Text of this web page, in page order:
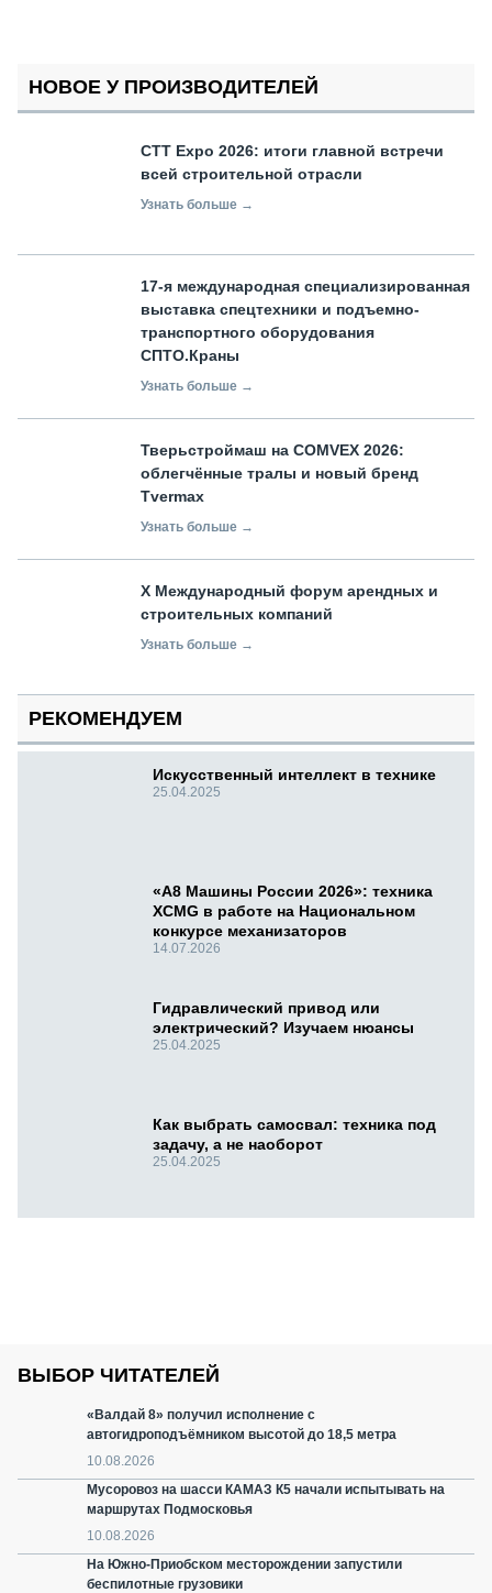
НОВОЕ У ПРОИЗВОДИТЕЛЕЙ
СТТ Expo 2026: итоги главной встречи
всей строительной отрасли
Узнать больше →
17-я международная специализированная
выставка спецтехники и подъемно-
транспортного оборудования
СПТО.Краны
Узнать больше →
Тверьстроймаш на COMVEX 2026:
облегчённые тралы и новый бренд
Tvermax
Узнать больше →
X Международный форум арендных и
строительных компаний
Узнать больше →
РЕКОМЕНДУЕМ
Искусственный интеллект в технике
25.04.2025
«А8 Машины России 2026»: техника
XCMG в работе на Национальном
конкурсе механизаторов
14.07.2026
Гидравлический привод или
электрический? Изучаем нюансы
25.04.2025
Как выбрать самосвал: техника под
задачу, а не наоборот
25.04.2025
ВЫБОР ЧИТАТЕЛЕЙ
«Валдай 8» получил исполнение с
автогидроподъёмником высотой до 18,5 метра
10.08.2026
Мусоровоз на шасси КАМАЗ К5 начали испытывать на
маршрутах Подмосковья
10.08.2026
На Южно-Приобском месторождении запустили
беспилотные грузовики